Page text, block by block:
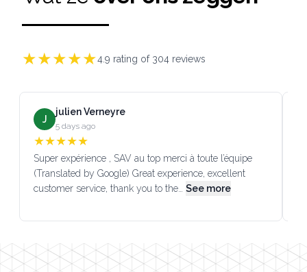
★★★★★4.9 rating of 304 reviews
J
julien Verneyre
5 days ago
★★★★★
Super expérience , SAV au top merci à toute l’équipe
(Translated by Google) Great experience, excellent
customer service, thank you to the… See more
Footer